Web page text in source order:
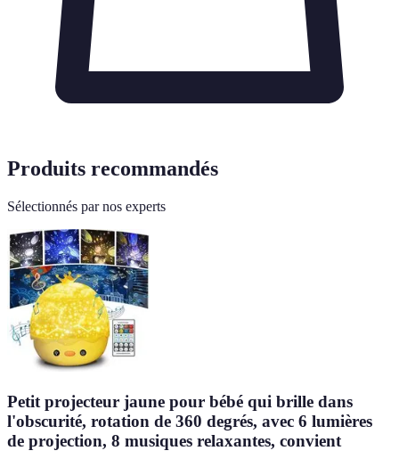
Produits recommandés
Sélectionnés par nos experts
Petit projecteur jaune pour bébé qui brille dans
l'obscurité, rotation de 360 degrés, avec 6 lumières
de projection, 8 musiques relaxantes, convient